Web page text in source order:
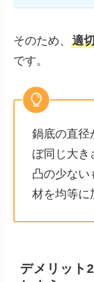
そのため、適
です。
鍋底の直径
ぼ同じ大き
凸の少ない
材を均等に
デメリット